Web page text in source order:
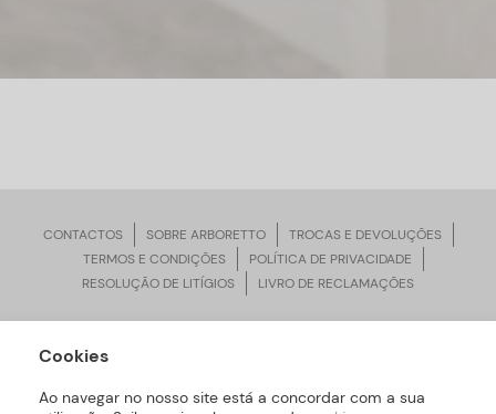
CONTACTOS SOBRE ARBORETTO
TROCAS E DEVOLUÇÕES
TERMOS E CONDIÇÕES
POLÍTICA DE PRIVACIDADE
RESOLUÇÃO DE LITÍGIOS
LIVRO DE RECLAMAÇÕES
ARBORETTO © Todos os Direitos Reservados | Desenvolvido por
Cookies
Ao navegar no nosso site está a concordar com a sua